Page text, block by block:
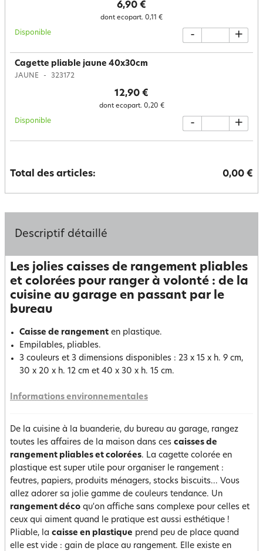
6,90 €
dont ecopart. 0,11 €
Disponible - +
Cagette pliable jaune 40x30cm
JAUNE 323172
12,90 €
dont ecopart. 0,20 €
Disponible - +
Total des articles: 0,00 €
Descriptif détaillé
Les jolies caisses de rangement pliables
et colorées pour ranger à volonté : de la
cuisine au garage en passant par le
bureau
Caisse de rangement en plastique.
Empilables, pliables.
3 couleurs et 3 dimensions disponibles : 23 x 15 x h. 9 cm,
30 x 20 x h. 12 cm et 40 x 30 x h. 15 cm.
Informations environnementales
De la cuisine à la buanderie, du bureau au garage, rangez
toutes les affaires de la maison dans ces caisses de
rangement pliables et colorées. La cagette colorée en
plastique est super utile pour organiser le rangement :
feutres, papiers, produits ménagers, stocks biscuits... Vous
allez adorer sa jolie gamme de couleurs tendance. Un
rangement déco qu'on affiche sans complexe pour celles et
ceux qui aiment quand le pratique est aussi esthétique !
Pliable, la caisse en plastique prend peu de place quand
elle est vide : gain de place au rangement. Elle existe en